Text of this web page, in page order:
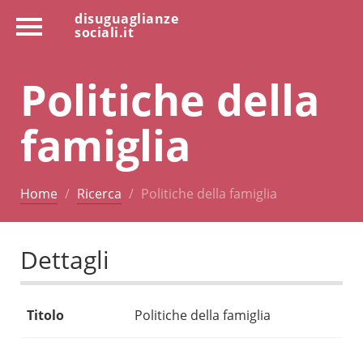
disuguaglianze
sociali.it
Politiche della
famiglia
Home Ricerca Politiche della famiglia
Dettagli
Titolo Politiche della famiglia